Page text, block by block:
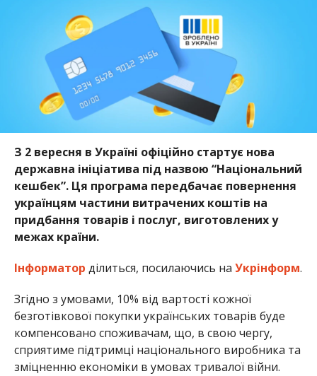
З 2 вересня в Україні офіційно стартує нова
державна ініціатива під назвою “Національний
кешбек”. Ця програма передбачає повернення
українцям частини витрачених коштів на
придбання товарів і послуг, виготовлених у
межах країни.
Інформатор ділиться, посилаючись на Укрінформ.
Згідно з умовами, 10% від вартості кожної
безготівкової покупки українських товарів буде
компенсовано споживачам, що, в свою чергу,
сприятиме підтримці національного виробника та
зміцненню економіки в умовах тривалої війни.